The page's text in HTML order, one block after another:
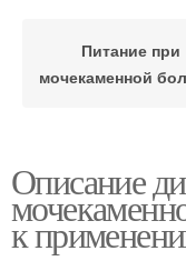
Питание при
мочекаменной
мочекаменной
Описание
к